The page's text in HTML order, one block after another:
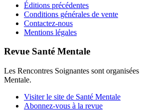
Éditions précédentes
Conditions générales de vente
Contactez-nous
Mentions légales
Revue Santé Mentale
Les Rencontres Soignantes sont
Mentale.
Visiter le site de Santé Mentale
Abonnez-vous à la revue